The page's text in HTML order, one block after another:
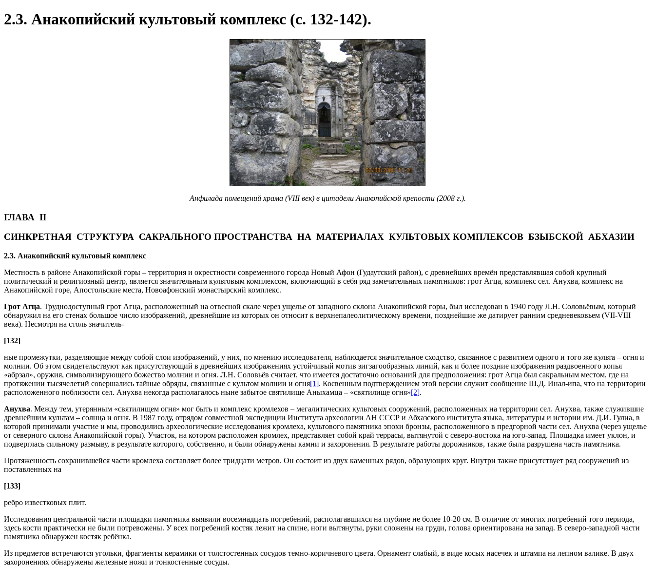
2.3. Анакопийский культовый комплекс (с. 132-142).
Анфилада помещений храма (VIII век) в цитадели Анакопийской крепости (2008 г.).
ГЛАВА II
СИНКРЕТНАЯ СТРУКТУРА САКРАЛЬНОГО ПРОСТРАНСТВА НА МАТЕРИАЛАХ КУЛЬТОВЫХ КОМПЛЕКСОВ БЗЫБСКОЙ АБХАЗИИ
2.3. Анакопийский культовый комплекс
Местность в районе Анакопийской горы – территория и окрестности современного города Новый Афон (Гудаутский район), с древнейших времён представлявшая собой крупный
политический и религиозный центр, является значительным культовым комплексом, включающий в себя ряд замечательных памятников: грот Агца, комплекс сел. Анухва, комплекс на
Анакопийской горе, Апостольские места, Новоафонский монастырский комплекс.
Грот Агца. Труднодоступный грот Агца, расположенный на отвесной скале через ущелье от западного склона Анакопийской горы, был исследован в 1940 году Л.Н. Соловьёвым, который
обнаружил на его стенах большое число изображений, древнейшие из которых он относит к верхнепалеолитическому времени, позднейшие же датирует ранним средневековьем (VII-VIII
века). Несмотря на столь значитель-
[132]
ные промежутки, разделяющие между собой слои изображений, у них, по мнению исследователя, наблюдается значительное сходство, связанное с развитием одного и того же культа – огня и
молнии. Об этом свидетельствуют как присутствующий в древнейших изображениях устойчивый мотив зигзагообразных линий, как и более поздние изображения раздвоенного копья
«абрзал», оружия, символизирующего божество молнии и огня. Л.Н. Соловьёв считает, что имеется достаточно оснований для предположения: грот Агца был сакральным местом, где на
протяжении тысячелетий совершались тайные обряды, связанные с культом молнии и огня[1]. Косвенным подтверждением этой версии служит сообщение Ш.Д. Инал-ипа, что на территории
расположенного поблизости сел. Анухва некогда располагалось ныне забытое святилище Аныхамца – «святилище огня»[2].
Анухва. Между тем, утерянным «святилищем огня» мог быть и комплекс кромлехов – мегалитических культовых сооружений, расположенных на территории сел. Анухва, также служившие
древнейшим культам – солнца и огня. В 1987 году, отрядом совместной экспедиции Института археологии АН СССР и Абхазского института языка, литературы и истории им. Д.И. Гулиа, в
которой принимали участие и мы, проводились археологические исследования кромлеха, культового памятника эпохи бронзы, расположенного в предгорной части сел. Анухва (через ущелье
от северного склона Анакопийской горы). Участок, на котором расположен кромлех, представляет собой край террасы, вытянутой с северо-востока на юго-запад. Площадка имеет уклон, и
подверглась сильному размыву, в результате которого, собственно, и были обнаружены камни и захоронения. В результате работы дорожников, также была разрушена часть памятника.
Протяженность сохранившейся части кромлеха составляет более тридцати метров. Он состоит из двух каменных рядов, образующих круг. Внутри также присутствует ряд сооружений из
поставленных на
[133]
ребро известковых плит.
Исследования центральной части площадки памятника выявили восемнадцать погребений, располагавшихся на глубине не более 10-20 см. В отличие от многих погребений того периода,
здесь кости практически не были потревожены. У всех погребений костяк лежит на спине, ноги вытянуты, руки сложены на груди, голова ориентирована на запад. В северо-западной части
памятника обнаружен костяк ребёнка.
Из предметов встречаются угольки, фрагменты керамики от толстостенных сосудов темно-коричневого цвета. Орнамент слабый, в виде косых насечек и штампа на лепном валике. В двух
захоронениях обнаружены железные ножи и тонкостенные сосуды.